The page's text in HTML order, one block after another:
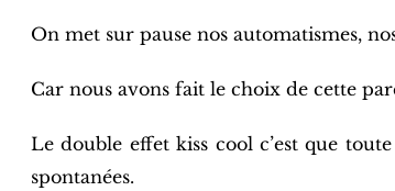
On met sur pause nos automatismes,
Car nous avons fait le choix de cette
Le double effet kiss cool c’est que
spontanées.